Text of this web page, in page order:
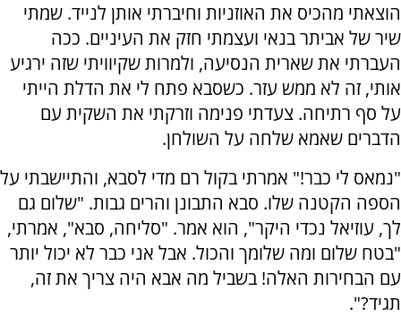
הוצאתי מהכיס את האוזניות וחיברתי אותן לנייד. שמתי
שיר של אביתר בנאי ועצמתי חזק את העיניים. ככה
העברתי את שארית הנסיעה, ולמרות שקיוויתי שזה ירגיע
אותי, זה לא ממש עזר. כשסבא פתח לי את הדלת הייתי
על סף רתיחה. צעדתי פנימה וזרקתי את השקית עם
הדברים שאמא שלחה על השולחן.
"נמאס לי כבר!" אמרתי בקול רם מדי לסבא, והתיישבתי על
הספה הקטנה שלו. סבא התבונן והרים גבות. "שלום גם
לך, עוזיאל נכדי היקר", הוא אמר. "סליחה, סבא", אמרתי,
"בטח שלום ומה שלומך והכול. אבל אני כבר לא יכול יותר
עם הבחירות האלה! בשביל מה אבא היה צריך את זה,
תגיד?".